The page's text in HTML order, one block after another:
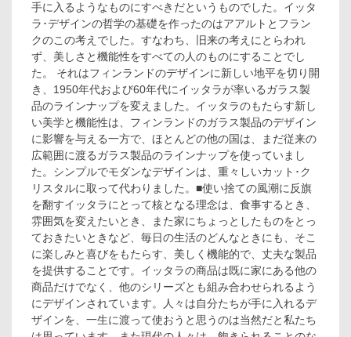
手に入るようなものにすべきだというものでした。イッタ
ラ･デザインの哲学の基礎を作ったのはアアルトとフラン
クのこの考えでした。すなわち、旧来の考えにとらわれ
ず、美しさと機能性をすべての人のものにすることでし
た。 それはフィンランドのデザインに新しい地平を切り開
き、1950年代および60年代にイッタラが率いるガラス製
品のラインナップを変えました。イッタラのもたらす新し
い美学と機能性は、フィンランドのガラス製品のデザイン
に影響を与える一方で、ほとんどの他の国は、まだ従来の
広範囲に渡るガラス製品のラインナップを使っていまし
た。シンプルでモダンなデザインは、重々しいカット･ク
リスタルに取って代わりました。■使い捨ての風潮に反旗
を翻すイッタラにとって核となる理念は、食事するとき、
雰囲気を変えたいとき、また家にちょっとしたものをとっ
ておきたいときなど、毎日の生活のどんなときにも、そこ
に楽しみと喜びをもたらす、美しく機能的で、丈夫な製品
を提供することです。イッタラの商品は既に家にある他の
商品だけでなく、他のシリーズとも組み合わせられるよう
にデザインされています。人々は自分たちが手に入れるデ
ザインを、一生に渡って使おうと思うのは当然だと私たち